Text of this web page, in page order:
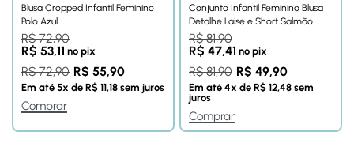
Blusa Cropped Infantil Feminino
Polo Azul
R$72,90
R$ 53,11 no pix
R$72,90 R$ 55,90
Em até 5x de R$ 11,18 sem juros
Comprar
Conjunto Infantil Feminino Blusa
Detalhe Laise e Short Salmão
R$81,90
R$ 47,41 no pix
R$81,90 R$ 49,90
Em até 4x de R$ 12,48 sem
juros
Comprar